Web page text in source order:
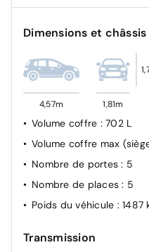
Système de freinage
Verrouillage centralisée
Vitres AR surteintées
ABS
Dimensions et châssis
4,57m 1,81m
Volume coffre : 702 L
Volume coffre max
Nombre de portes: 5
Nombre de places: 5
Poids du véhicule : 1487
Transmission